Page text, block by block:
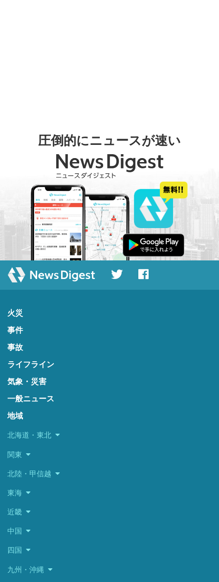
圧倒的にニュースが速い
火災
事件
事故
ライフライン
気象・災害
一般ニュース
地域
北海道・東北
関東
北陸・甲信越
東海
近畿
中国
四国
九州・沖縄